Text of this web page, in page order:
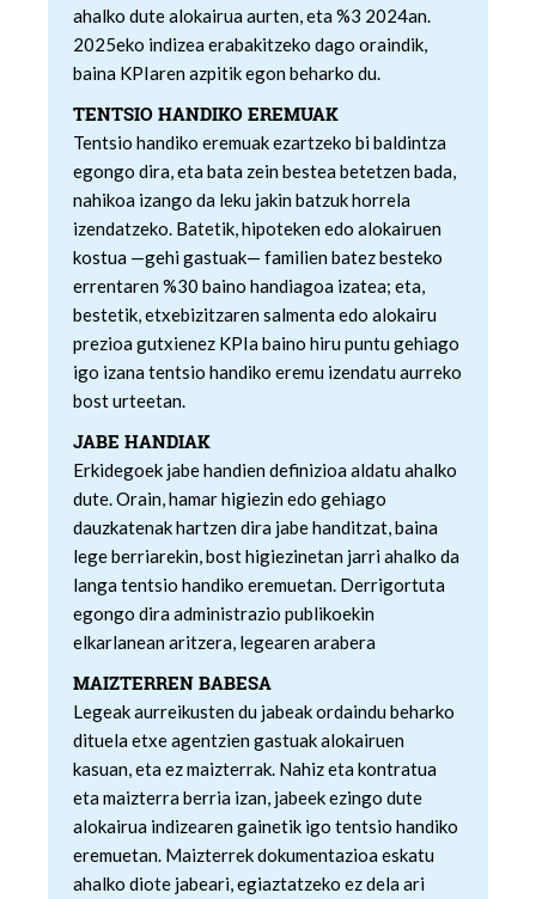
ahalko dute alokairua aurten, eta %3 2024an.
2025eko indizea erabakitzeko dago oraindik,
baina KPIaren azpitik egon beharko du.
TENTSIO HANDIKO EREMUAK
Tentsio handiko eremuak ezartzeko bi baldintza
egongo dira, eta bata zein bestea betetzen bada,
nahikoa izango da leku jakin batzuk horrela
izendatzeko. Batetik, hipoteken edo alokairuen
kostua —gehi gastuak— familien batez besteko
errentaren %30 baino handiagoa izatea; eta,
bestetik, etxebizitzaren salmenta edo alokairu
prezioa gutxienez KPIa baino hiru puntu gehiago
igo izana tentsio handiko eremu izendatu aurreko
bost urteetan.
JABE HANDIAK
Erkidegoek jabe handien definizioa aldatu ahalko
dute. Orain, hamar higiezin edo gehiago
dauzkatenak hartzen dira jabe handitzat, baina
lege berriarekin, bost higiezinetan jarri ahalko da
langa tentsio handiko eremuetan. Derrigortuta
egongo dira administrazio publikoekin
elkarlanean aritzera, legearen arabera
MAIZTERREN BABESA
Legeak aurreikusten du jabeak ordaindu beharko
dituela etxe agentzien gastuak alokairuen
kasuan, eta ez maizterrak. Nahiz eta kontratua
eta maizterra berria izan, jabeek ezingo dute
alokairua indizearen gainetik igo tentsio handiko
eremuetan. Maizterrek dokumentazioa eskatu
ahalko diote jabeari, egiaztatzeko ez dela ari